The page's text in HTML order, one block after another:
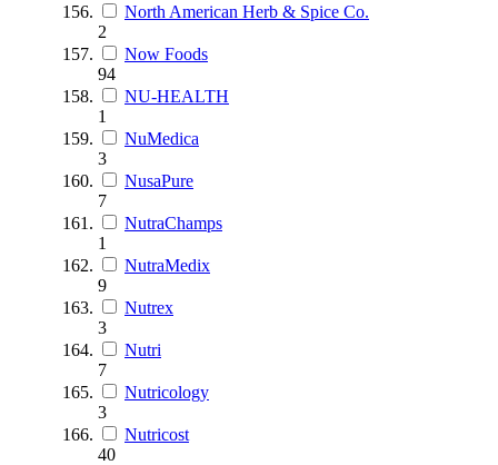
North American Herb & Spice Co.
2
Now Foods
94
NU-HEALTH
1
NuMedica
3
NusaPure
7
NutraChamps
1
NutraMedix
9
Nutrex
3
Nutri
7
Nutricology
3
Nutricost
40